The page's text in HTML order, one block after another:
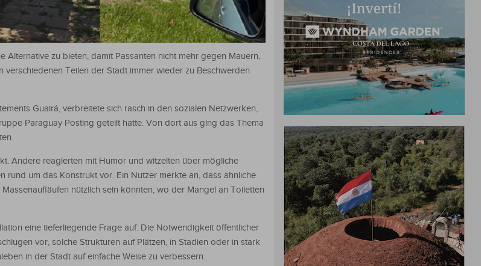
zu bieten, damit Passanten nicht mehr gegen Mauern,
Teilen der Stadt immer wieder zu Beschwerden
Guairá, verbreitete sich rasch in den sozialen Netzwerken,
Paraguay Posting geteilt hatte. Von dort aus ging das Thema
Andere reagierten mit Humor und witzelten über mögliche
rund um das Konstrukt vor. Ein Nutzer merkte an, dass ähnliche
nützlich sein könnten, wo der Mangel an Toiletten
eine tieferliegende Frage auf: Die Notwendigkeit öffentlicher
vor, solche Strukturen auf Plätzen, in Stadien oder in stark
in der Stadt auf einfache Weise zu verbessern.